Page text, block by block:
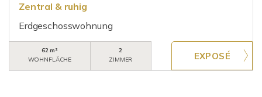
Zentral & ruhig
Erdgeschosswohnung
62 m²
WOHNFLÄCHE
2
ZIMMER